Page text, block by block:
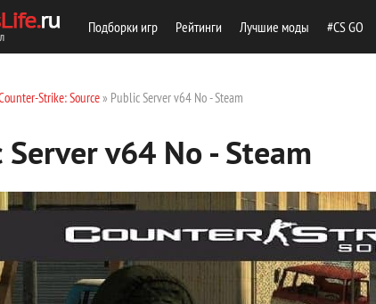
Подборки игр Рейтинги Лучшие моды #CS GO
Strike: Source» Public Server v64 No - Steam
Server v64 No - Steam